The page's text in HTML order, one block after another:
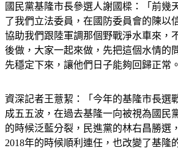
了我們立法委員，在國防委員會的陳以
協助我們跟陸軍調那個野戰淨水車來，
後做，大家一起來做，先把這個水情的
先穩定下來，讓他們日子能夠回歸正常
成五五波，在過去基隆一向被視為國民
的時候泛藍分裂，民進黨的林右昌勝選
2018年的時候順利連任，也改變了基隆
今年國民黨派出曾擔任3屆立委的謝國